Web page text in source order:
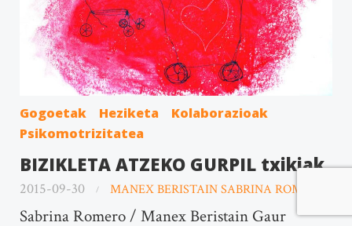
Gogoetak Heziketa
Kolaborazioak
Psikomotrizitatea
BIZIKLETA ATZEKO GURPIL txikiak
2015-09-30 MANEX BERISTAIN SABRINA ROMERO
Sabrina Romero / Manex Beristain Gaur